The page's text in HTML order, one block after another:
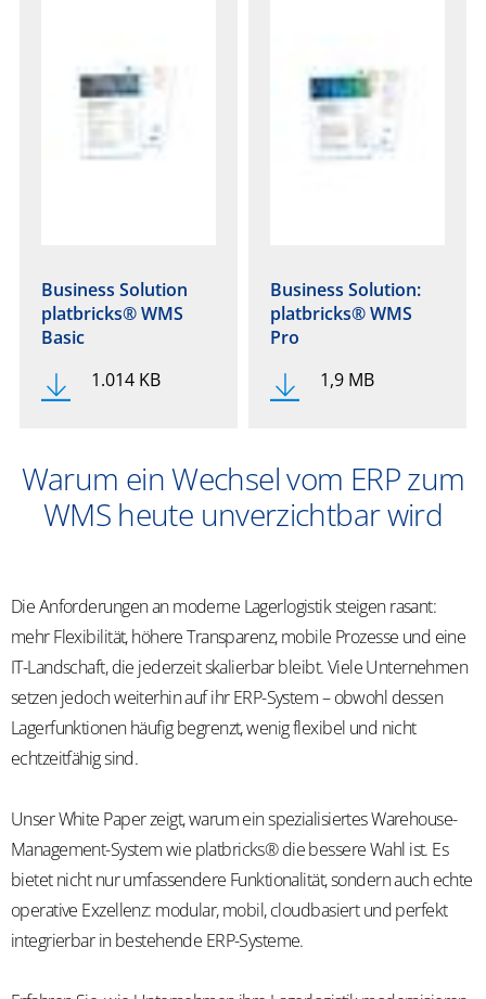
Business Solution
platbricks® WMS
Basic
1.014 KB
Business Solution:
platbricks® WMS
Pro
1,9 MB
Warum ein Wechsel vom ERP zum
WMS heute unverzichtbar wird
Die Anforderungen an moderne Lagerlogistik steigen rasant:
mehr Flexibilität, höhere Transparenz, mobile Prozesse und eine
IT-Landschaft, die jederzeit skalierbar bleibt. Viele Unternehmen
setzen jedoch weiterhin auf ihr ERP-System – obwohl dessen
Lagerfunktionen häufig begrenzt, wenig flexibel und nicht
echtzeitfähig sind.
Unser White Paper zeigt, warum ein spezialisiertes Warehouse-
Management-System wie platbricks® die bessere Wahl ist. Es
bietet nicht nur umfassendere Funktionalität, sondern auch echte
operative Exzellenz: modular, mobil, cloudbasiert und perfekt
integrierbar in bestehende ERP-Systeme.